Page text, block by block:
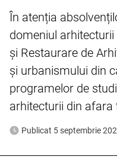
În atenția
domeniul
și Restaurare de
și urbanismului din
programelor de
arhitecturii din afara
Publicat 5 septembrie